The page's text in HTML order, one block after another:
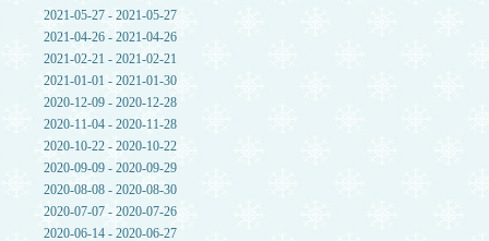
2021-05-27 - 2021-05-27
2021-04-26 - 2021-04-26
2021-02-21 - 2021-02-21
2021-01-01 - 2021-01-30
2020-12-09 - 2020-12-28
2020-11-04 - 2020-11-28
2020-10-22 - 2020-10-22
2020-09-09 - 2020-09-29
2020-08-08 - 2020-08-30
2020-07-07 - 2020-07-26
2020-06-14 - 2020-06-27